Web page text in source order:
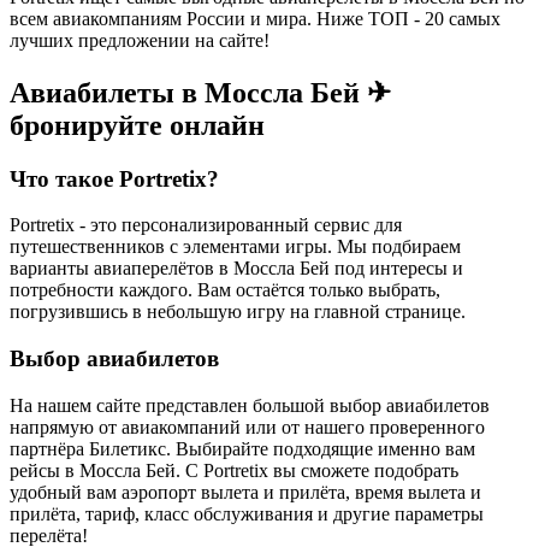
всем авиакомпаниям России и мира. Ниже ТОП - 20 самых
лучших предложении на сайте!
Авиабилеты в Моссла Бей ✈
бронируйте онлайн
Что такое Portretix?
Portretix - это персонализированный сервис для
путешественников с элементами игры. Мы подбираем
варианты авиаперелётов в Моссла Бей под интересы и
потребности каждого. Вам остаётся только выбрать,
погрузившись в небольшую игру на главной странице.
Выбор авиабилетов
На нашем сайте представлен большой выбор авиабилетов
напрямую от авиакомпаний или от нашего проверенного
партнёра Билетикс. Выбирайте подходящие именно вам
рейсы в Моссла Бей. С Portretix вы сможете подобрать
удобный вам аэропорт вылета и прилёта, время вылета и
прилёта, тариф, класс обслуживания и другие параметры
перелёта!